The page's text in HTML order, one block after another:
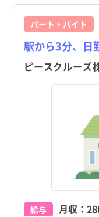
パート・バイト
駅から3分、日
ピースクルーズ
給与 月収：